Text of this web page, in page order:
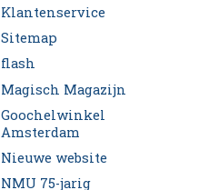
Klantenservice
Sitemap
flash
Magisch Magazijn
Goochelwinkel
Amsterdam
Nieuwe website
NMU 75-jarig